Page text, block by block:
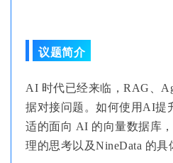
议题简介
AI 时代已经来临，RAG、
据对接问题。如何使用AI提
适的面向 AI 的向量数据库
理的思考以及NineData 的具